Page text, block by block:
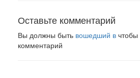
Оставьте комментарий
Вы должны быть вошедший в чтобы
комментарий